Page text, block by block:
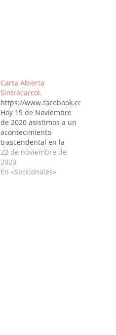
Carta Abierta
Sintracarcol.
https://www.facebook.com/
Hoy 19 de Noviembre
de 2020 asistimos a un
acontecimiento
trascendental en la
historia laboral del
Grupo Smurfit Kappa
en Colombia, con su
22 de noviembre de
2020
En «Seccionales»